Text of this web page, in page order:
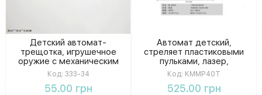
Детский автомат-
трещотка, игрушечное
оружие с механическим
звуком, в пакете 39 × 15 ×
3 см
Код: 333-34
55.00 грн
Автомат детский,
стреляет пластиковыми
пульками, лазер,
работает от батареек
Код: KMMP40T
525.00 грн